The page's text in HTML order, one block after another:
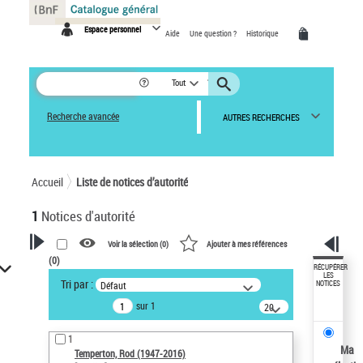
Espace personnel Aide Une question ? Historique
Tout
Recherche avancée AUTRES RECHERCHES
Accueil Liste de notices d’autorité
1 Notices d'autorité
VOTRE RECHERCHE
Recherche avancée dans les
notices d’autorité
Œuvres liées à l'auteur :
Temperton, Rod (1947-2016)
Voir la sélection (0) Ajouter à mes références
(0)
Tri par : Défaut
sur 1
20
résultats/page
1
Temperton, Rod (1947-2016)
RÉCUPÉRER
LES
NOTICES
Ma
Panneau de gestion des cookies